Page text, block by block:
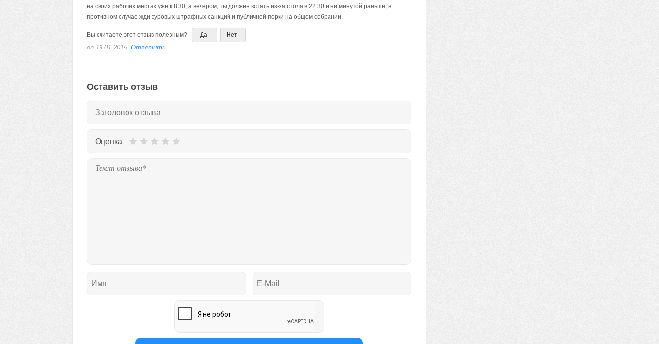
на своих рабочих местах уже к 8.30, а вечером, ты должен встать из-за стола в 22.30 и ни минутой раньше, в
противном случае жди суровых штрафных санкций и публичной порки на общем собрании.
Вы считаете этот отзыв полезным? Да Нет
on 19.01.2015 Ответить
Оставить отзыв
Оценка